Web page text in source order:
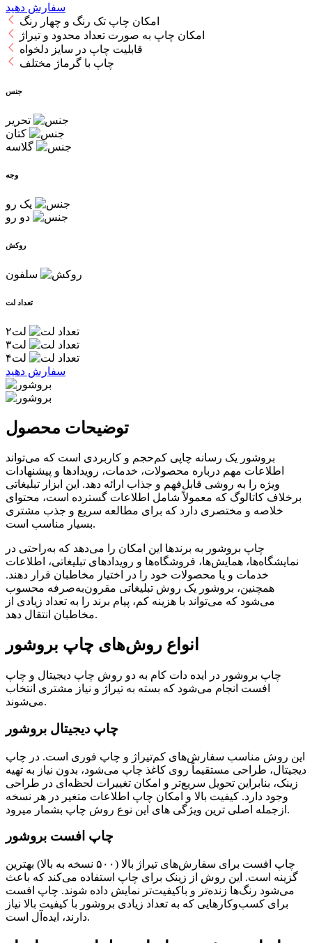
سفارش دهید
امکان چاپ تک رنگ و چهار رنگ
امکان چاپ به صورت تعداد محدود و تیراژ
قابلیت چاپ در سایز دلخواه
چاپ با گرماژ مختلف
جنس
وجه
روکش
تعداد لت
سفارش دهید
توضیحات محصول
بروشور یک رسانه چاپی کم‌حجم و کاربردی است که می‌تواند
اطلاعات مهم درباره محصولات، خدمات، رویدادها و پیشنهادات
ویژه را به روشی قابل‌فهم و جذاب ارائه دهد. این ابزار تبلیغاتی
برخلاف کاتالوگ که معمولاً شامل اطلاعات گسترده است، محتوای
خلاصه و مختصری دارد که برای مطالعه سریع و جذب مشتری
بسیار مناسب است.
چاپ بروشور به برندها این امکان را می‌دهد که به‌راحتی در
نمایشگاه‌ها، همایش‌ها، فروشگاه‌ها و رویدادهای تبلیغاتی، اطلاعات
خدمات و یا محصولات خود را در اختیار مخاطبان قرار دهند.
همچنین، بروشور یک روش تبلیغاتی مقرون‌به‌صرفه محسوب
می‌شود که می‌تواند با هزینه کم، پیام برند را به تعداد زیادی از
مخاطبان انتقال دهد.
انواع روش‌های چاپ بروشور
چاپ بروشور در ایده دات کام به دو روش چاپ دیجیتال و چاپ
افست انجام می‌شود که بسته به تیراژ و نیاز مشتری انتخاب
می‌شوند.
چاپ دیجیتال بروشور
این روش مناسب سفارش‌های کم‌تیراژ و چاپ فوری است. در چاپ
دیجیتال، طراحی مستقیماً روی کاغذ چاپ می‌شود، بدون نیاز به تهیه
زینک، بنابراین تحویل سریع‌تر و امکان تغییرات لحظه‌ای در طراحی
وجود دارد. کیفیت بالا و امکان چاپ اطلاعات متغیر در هر نسخه
ازجمله اصلی ترین ویژگی های این نوع روش چاپ بشمار میرود.
چاپ افست بروشور
چاپ افست برای سفارش‌های تیراژ بالا (۵۰۰ نسخه به بالا) بهترین
گزینه است. این روش از زینک برای چاپ استفاده می‌کند که باعث
می‌شود رنگ‌ها زنده‌تر و باکیفیت‌تر نمایش داده شوند. چاپ افست
برای کسب‌وکارهایی که به تعداد زیادی بروشور با کیفیت بالا نیاز
دارند، ایده‌آل است.